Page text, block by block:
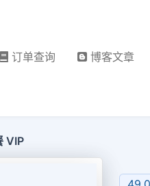
订单查询 博客文章
VIP